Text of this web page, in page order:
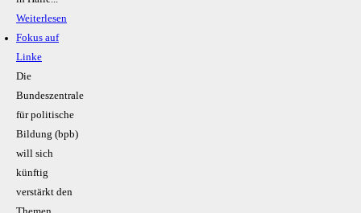
Weiterlesen
Fokus auf
Linke
Die
Bundeszentrale
für politische
Bildung (bpb)
will sich
künftig
verstärkt den